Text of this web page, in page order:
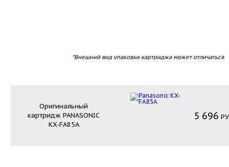
*Внешний вид упаковки картриджа может отличаться
Оригинальный
картридж PANASONIC
KX-FA85A
5 696